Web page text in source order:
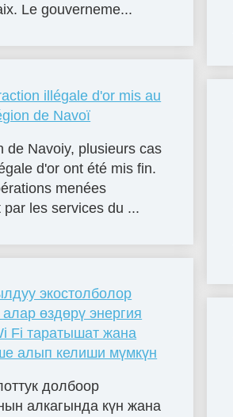
Le gouverneme...
illégale d'or mis au
de Navoï
de Navoiy, plusieurs cas
d'or ont été mis fin.
menées
les services du ...
экостолболор
өздөрү энергия
Fi таратышат жана
алып келиши мүмкүн
долбоор
алкагында күн жана